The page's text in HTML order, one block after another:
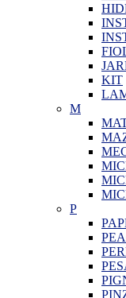
KIT
M
P